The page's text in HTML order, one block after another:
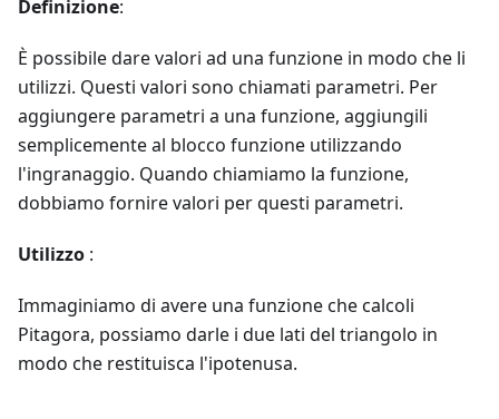
Definizione:
È possibile dare valori ad una funzione in modo che li
utilizzi. Questi valori sono chiamati parametri. Per
aggiungere parametri a una funzione, aggiungili
semplicemente al blocco funzione utilizzando
l'ingranaggio. Quando chiamiamo la funzione,
dobbiamo fornire valori per questi parametri.
Utilizzo :
Immaginiamo di avere una funzione che calcoli
Pitagora, possiamo darle i due lati del triangolo in
modo che restituisca l'ipotenusa.